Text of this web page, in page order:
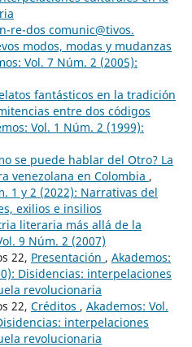
re-dos comunic@tivos.
modos, modas y mudanzas
Vol. 7 Núm. 2 (2005):
fantásticos en la tradición
entre dos códigos
Vol. 1 Núm. 2 (1999):
se puede hablar del Otro? La
venezolana en Colombia ,
1 y 2 (2022): Narrativas del
exilios e insilios
literaria más allá de la
9 Núm. 2 (2007)
22, Presentación , Akademos:
Disidencias: interpelaciones
revolucionaria
22, Créditos , Akademos: Vol.
interpelaciones
revolucionaria